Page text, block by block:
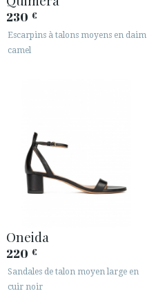
230 €
Escarpins à talons moyens en daim
camel
Oneida
220 €
Sandales de talon moyen large en
cuir noir